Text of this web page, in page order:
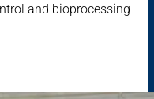
and bioprocessing